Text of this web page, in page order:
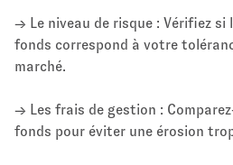
→ Le niveau de risque : Vérifiez
fonds correspond à votre
marché.
→ Les frais de gestion :
fonds pour éviter une érosion